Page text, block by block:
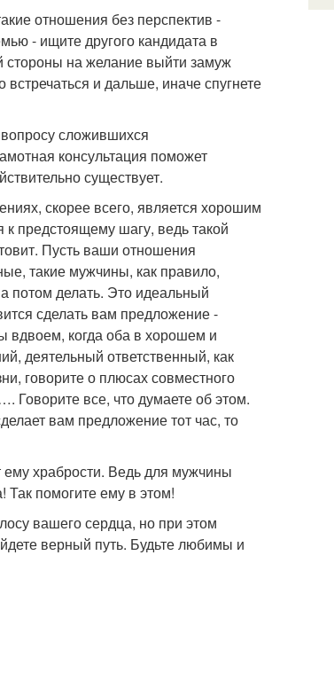
отношения без перспектив -
- ищите другого кандидата в
стороны на желание выйти замуж
и дальше, иначе спугнете
сложившихся
консультация поможет
существует.
скорее всего, является хорошим
к предстоящему шагу, ведь такой
Пусть ваши отношения
такие мужчины, как правило,
потом делать. Это идеальный
сделать вам предложение -
вдвоем, когда оба в хорошем и
деятельный ответственный, как
говорите о плюсах совместного
Говорите все, что думаете об этом.
вам предложение тот час, то
ему храбрости. Ведь для мужчины
Так помогите ему в этом!
вашего сердца, но при этом
верный путь. Будьте любимы и